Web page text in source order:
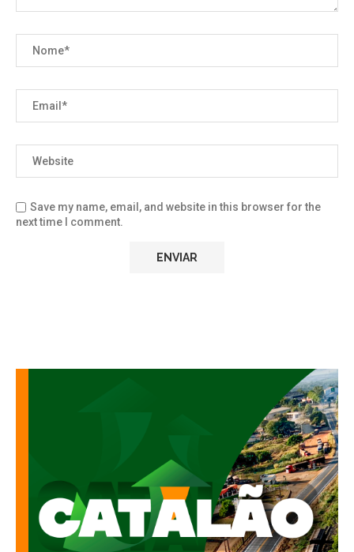
Save my name, email, and website in this browser for the
next time I comment.